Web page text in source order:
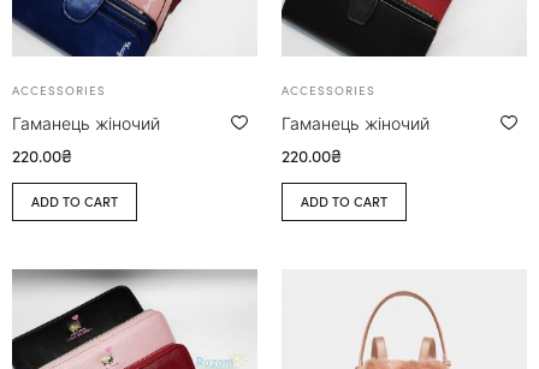
ACCESSORIES
Гаманець жіночий
220.00₴
ADD TO CART
ACCESSORIES
Гаманець жіночий
220.00₴
ADD TO CART